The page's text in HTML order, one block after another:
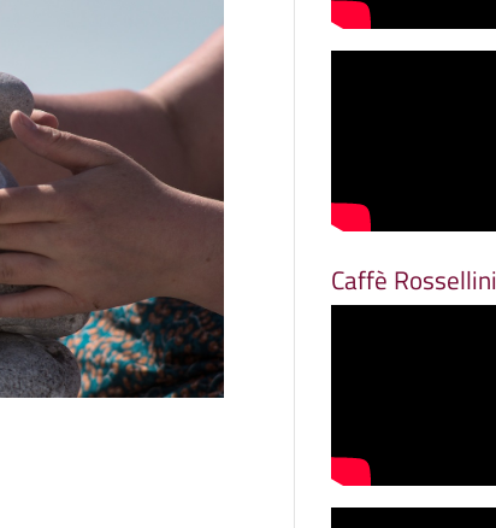
Caffè Rossellini